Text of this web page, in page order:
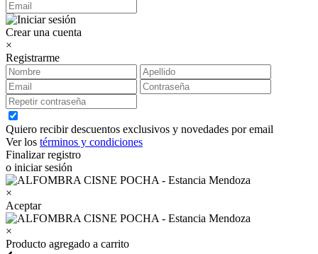
Crear una cuenta
×
Registrarme
Quiero recibir descuentos exclusivos y novedades por email
Ver los términos y condiciones
Finalizar registro
o iniciar sesión
×
Aceptar
×
Producto agregado a carrito